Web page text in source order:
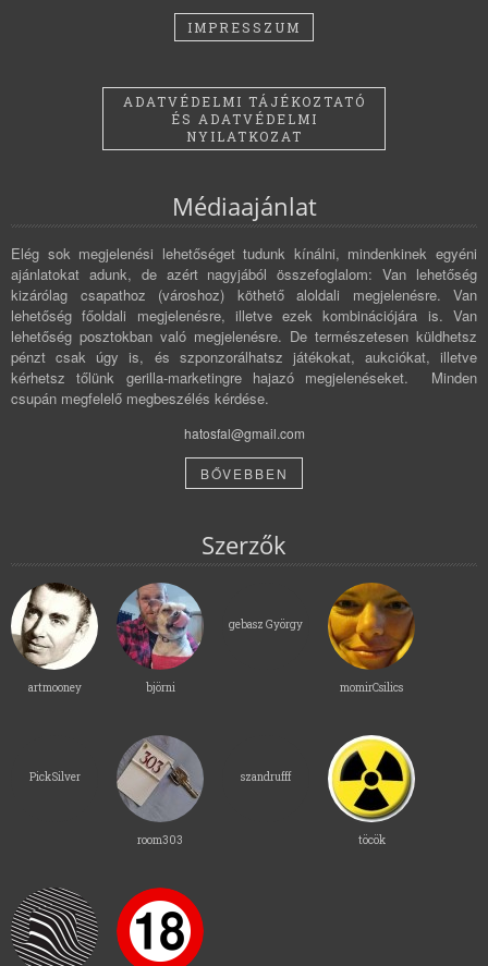
IMPRESSZUM
ADATVÉDELMI TÁJÉKOZTATÓ
ÉS ADATVÉDELMI
NYILATKOZAT
Médiaajánlat
Elég sok megjelenési lehetőséget tudunk kínálni, mindenkinek egyéni
ajánlatokat adunk, de azért nagyjából összefoglalom: Van lehetőség
kizárólag csapathoz (városhoz) köthető aloldali megjelenésre. Van
lehetőség főoldali megjelenésre, illetve ezek kombinációjára is. Van
lehetőség posztokban való megjelenésre. De természetesen küldhetsz
pénzt csak úgy is, és szponzorálhatsz játékokat, aukciókat, illetve
kérhetsz tőlünk gerilla-marketingre hajazó megjelenéseket. Minden
csupán megfelelő megbeszélés kérdése.
hatosfal@gmail.com
BŐVEBBEN
Szerzők
artmooney björni
gebasz György
momirCsilics
PickSilver
room303
szandrufff
töcök